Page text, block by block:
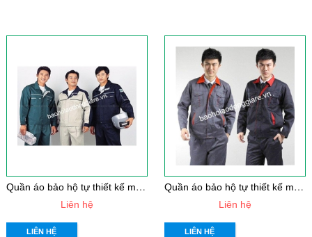
Q
uần áo bảo hộ tự thiết kế mẫu 17
Liên hệ
LIÊN HỆ
Q
uần áo bảo hộ tự thiết kế mẫu 16
Liên hệ
LIÊN HỆ